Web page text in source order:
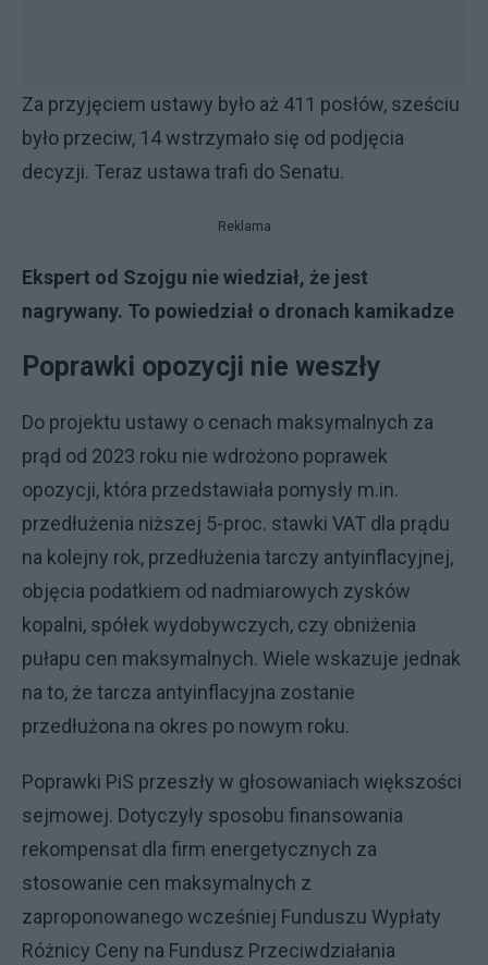
Za przyjęciem ustawy było aż 411 posłów, sześciu
było przeciw, 14 wstrzymało się od podjęcia
decyzji. Teraz ustawa trafi do Senatu.
Reklama
Ekspert od Szojgu nie wiedział, że jest
nagrywany. To powiedział o dronach kamikadze
Poprawki opozycji nie weszły
Do projektu ustawy o cenach maksymalnych za
prąd od 2023 roku nie wdrożono poprawek
opozycji, która przedstawiała pomysły m.in.
przedłużenia niższej 5-proc. stawki VAT dla prądu
na kolejny rok, przedłużenia tarczy antyinflacyjnej,
objęcia podatkiem od nadmiarowych zysków
kopalni, spółek wydobywczych, czy obniżenia
pułapu cen maksymalnych. Wiele wskazuje jednak
na to, że tarcza antyinflacyjna zostanie
przedłużona na okres po nowym roku.
Poprawki PiS przeszły w głosowaniach większości
sejmowej. Dotyczyły sposobu finansowania
rekompensat dla firm energetycznych za
stosowanie cen maksymalnych z
zaproponowanego wcześniej Funduszu Wypłaty
Różnicy Ceny na Fundusz Przeciwdziałania